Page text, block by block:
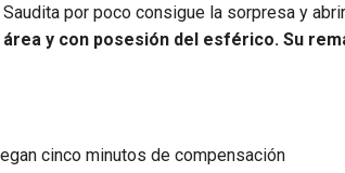
por poco consigue la sorpresa y
área y con posesión del esférico. Su
cinco minutos de compensación